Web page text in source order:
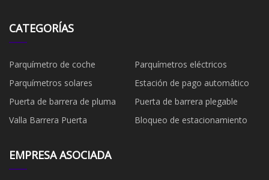
CATEGORÍAS
Parquímetro de coche
Parquímetros eléctricos
Parquímetros solares
Estación de pago automático
Puerta de barrera de pluma
Puerta de barrera plegable
Valla Barrera Puerta
Bloqueo de estacionamiento
EMPRESA ASOCIADA